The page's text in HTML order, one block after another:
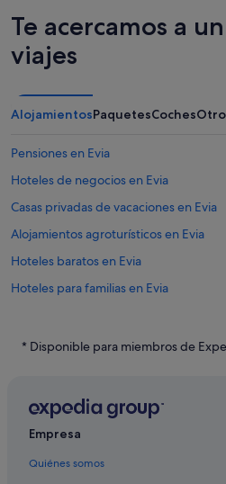
Te acercamos a
viajes
AlojamientosPaquetesCoches
Pensiones en Evia
Hoteles de negocios en Evia
Casas privadas de vacaciones en Evia
Alojamientos agroturísticos en Evia
Hoteles baratos en Evia
Hoteles para familias en Evia
Loutsa hoteles
Hoteles con restaurante en Evia
Mistros hoteles
* Disponible para miembros de
Empresa
Quiénes somos